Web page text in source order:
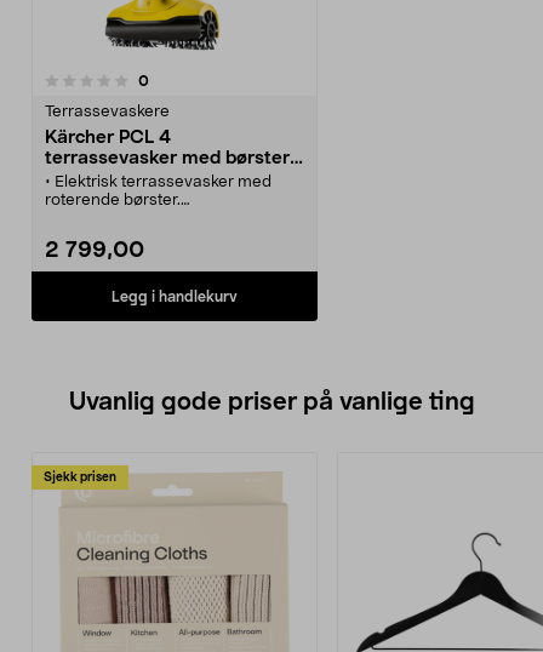
0anmeldelser
Terrassevaskere
Kärcher PCL 4
terrassevasker med børster,
elektrisk
• Elektrisk terrassevasker med
roterende børster.
• Koble terrassebørsten til
hageslangen og start
rengjøringen.
• Kärcher PCL 4 rengjør uten bruk
2 799,00
Legg i handlekurv
Uvanlig gode priser på vanlige ting
Sjekk prisen